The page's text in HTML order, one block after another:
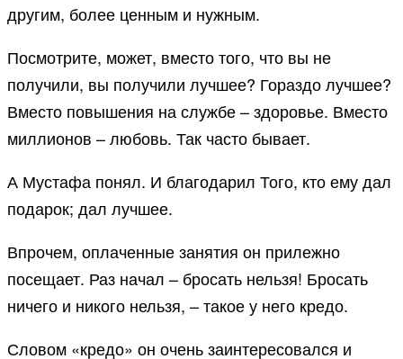
другим, более ценным и нужным.
Посмотрите, может, вместо того, что вы не
получили, вы получили лучшее? Гораздо лучшее?
Вместо повышения на службе – здоровье. Вместо
миллионов – любовь. Так часто бывает.
А Мустафа понял. И благодарил Того, кто ему дал
подарок; дал лучшее.
Впрочем, оплаченные занятия он прилежно
посещает. Раз начал – бросать нельзя! Бросать
ничего и никого нельзя, – такое у него кредо.
Словом «кредо» он очень заинтересовался и